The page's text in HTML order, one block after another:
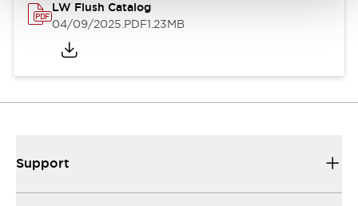
LW Flush Catalog
04/09/2025.PDF1.23MB
Support